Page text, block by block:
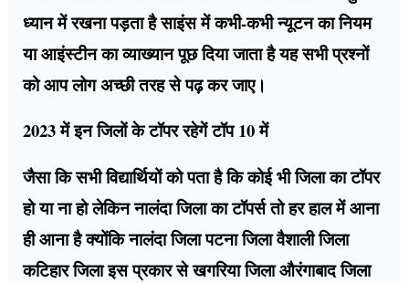
ध्यान में रखना पड़ता है साइंस में कभी-कभी न्यूटन का नियम
या आइंस्टीन का व्याख्यान पूछ दिया जाता है यह सभी प्रश्नों
को आप लोग अच्छी तरह से पढ़ कर जाए।
2023 में इन जिलों के टॉपर रहेगें टॉप 10 में
जैसा कि सभी विद्यार्थियों को पता है कि कोई भी जिला का टॉपर
हो या ना हो लेकिन नालंदा जिला का टॉपर्स तो हर हाल में आना
ही आना है क्योंकि नालंदा जिला पटना जिला वैशाली जिला
कटिहार जिला इस प्रकार से खगरिया जिला औरंगाबाद जिला